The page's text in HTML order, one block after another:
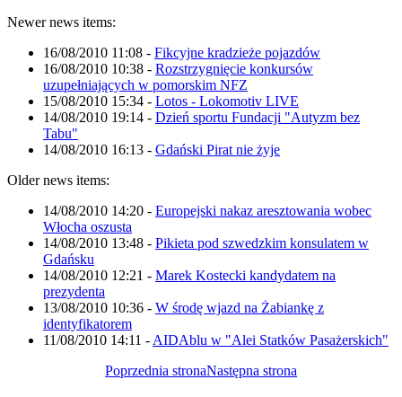
Newer news items:
16/08/2010 11:08 - Fikcyjne kradzieże pojazdów
16/08/2010 10:38 - Rozstrzygnięcie konkursów
uzupełniających w pomorskim NFZ
15/08/2010 15:34 - Lotos - Lokomotiv LIVE
14/08/2010 19:14 - Dzień sportu Fundacji "Autyzm bez
Tabu"
14/08/2010 16:13 - Gdański Pirat nie żyje
Older news items:
14/08/2010 14:20 - Europejski nakaz aresztowania wobec
Włocha oszusta
14/08/2010 13:48 - Pikieta pod szwedzkim konsulatem w
Gdańsku
14/08/2010 12:21 - Marek Kostecki kandydatem na
prezydenta
13/08/2010 10:36 - W środę wjazd na Żabiankę z
identyfikatorem
11/08/2010 14:11 - AIDAblu w "Alei Statków Pasażerskich"
Poprzednia stronaNastępna strona